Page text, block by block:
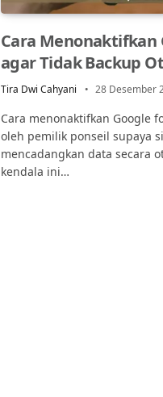
Cara Menonaktifkan
agar Tidak Backup
Tira Dwi Cahyani 28 Desember
Cara menonaktifkan Google
oleh pemilik ponseil supaya
mencadangkan data secara
kendala ini…